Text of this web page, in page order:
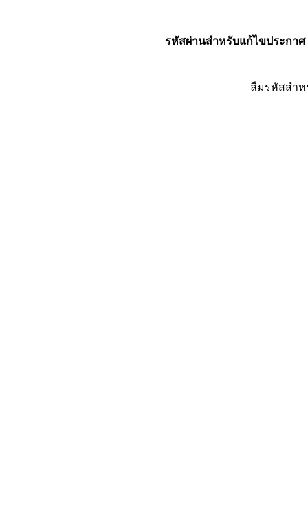
รหัสผ่านสำหรับแก้ไขประกาศ
ลืมรหัสสำ